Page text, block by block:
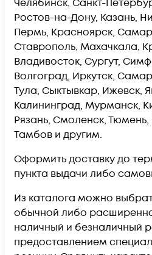
Челябинск, Санкт-
Ростов-на-Дону, Казань,
Пермь, Красноярск,
Ставрополь, Махачкала,
Владивосток, Сургут,
Волгоград, Иркутск,
Тула, Сыктывкар, Ижевск,
Калининград, Мурманск,
Рязань, Смоленск,
Тамбов и другим.
Оформить доставку до
пункта выдачи либо
Из каталога можно
обычной либо
наличный и безналичный
предоставлением